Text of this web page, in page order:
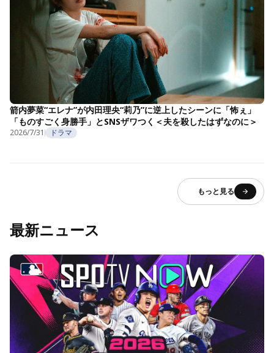
箭内夢菜“エレナ”が内田理央“莉乃”に逆上したシーンに「怖ぇ」
「ものすごく身勝手」とSNSザワつく＜夫を殺したはずなのに＞
2026/7/31 ドラマ
もっと見る
最新ニュース